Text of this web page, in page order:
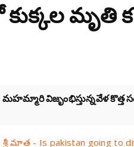
మృతి
విజృంభిస్తున్నవేళ కొత్త
మాత - Is pakistan going to